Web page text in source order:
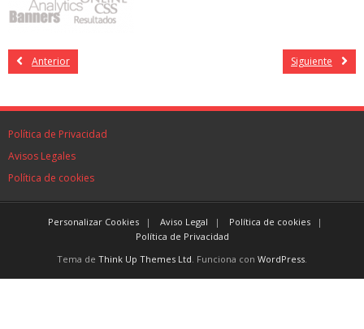
Anterior Siguiente
Política de Privacidad
Avisos Legales
Política de cookies
Personalizar Cookies Aviso Legal
Política de cookies
Política de Privacidad
Tema de Think Up Themes Ltd. Funciona con WordPress.